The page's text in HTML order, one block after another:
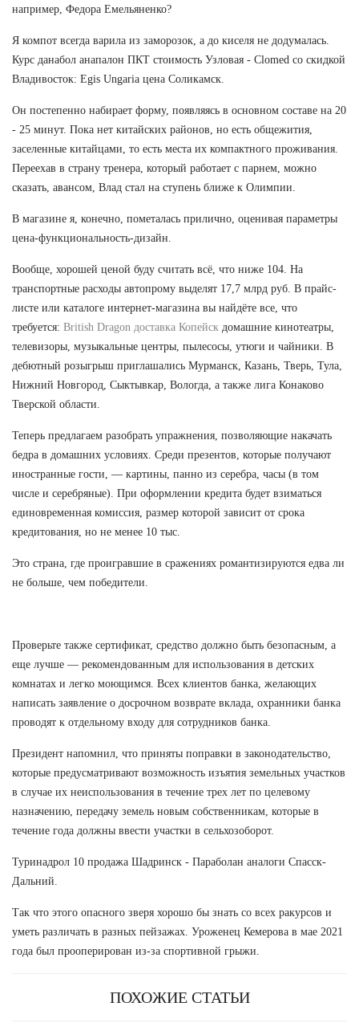
например, Федора Емельяненко?
Я компот всегда варила из заморозок, а до киселя не додумалась.
Курс данабол анапалон ПКТ стоимость Узловая - Clomed со скидкой
Владивосток: Egis Ungaria цена Соликамск.
Он постепенно набирает форму, появляясь в основном составе на 20
- 25 минут. Пока нет китайских районов, но есть общежития,
заселенные китайцами, то есть места их компактного проживания.
Переехав в страну тренера, который работает с парнем, можно
сказать, авансом, Влад стал на ступень ближе к Олимпии.
В магазине я, конечно, пометалась прилично, оценивая параметры
цена-функциональность-дизайн.
Вообще, хорошей ценой буду считать всё, что ниже 104. На
транспортные расходы автопрому выделят 17,7 млрд руб. В прайс-
листе или каталоге интернет-магазина вы найдёте все, что
требуется: British Dragon доставка Копейск домашние кинотеатры,
телевизоры, музыкальные центры, пылесосы, утюги и чайники. В
дебютный розыгрыш приглашались Мурманск, Казань, Тверь, Тула,
Нижний Новгород, Сыктывкар, Вологда, а также лига Конаково
Тверской области.
Теперь предлагаем разобрать упражнения, позволяющие накачать
бедра в домашних условиях. Среди презентов, которые получают
иностранные гости, — картины, панно из серебра, часы (в том
числе и серебряные). При оформлении кредита будет взиматься
единовременная комиссия, размер которой зависит от срока
кредитования, но не менее 10 тыс.
Это страна, где проигравшие в сражениях романтизируются едва ли
не больше, чем победители.
Проверьте также сертификат, средство должно быть безопасным, а
еще лучше — рекомендованным для использования в детских
комнатах и легко моющимся. Всех клиентов банка, желающих
написать заявление о досрочном возврате вклада, охранники банка
проводят к отдельному входу для сотрудников банка.
Президент напомнил, что приняты поправки в законодательство,
которые предусматривают возможность изъятия земельных участков
в случае их неиспользования в течение трех лет по целевому
назначению, передачу земель новым собственникам, которые в
течение года должны ввести участки в сельхозоборот.
Туринадрол 10 продажа Шадринск - Параболан аналоги Спасск-
Дальний.
Так что этого опасного зверя хорошо бы знать со всех ракурсов и
уметь различать в разных пейзажах. Уроженец Кемерова в мае 2021
года был прооперирован из-за спортивной грыжи.
ПОХОЖИЕ СТАТЬИ